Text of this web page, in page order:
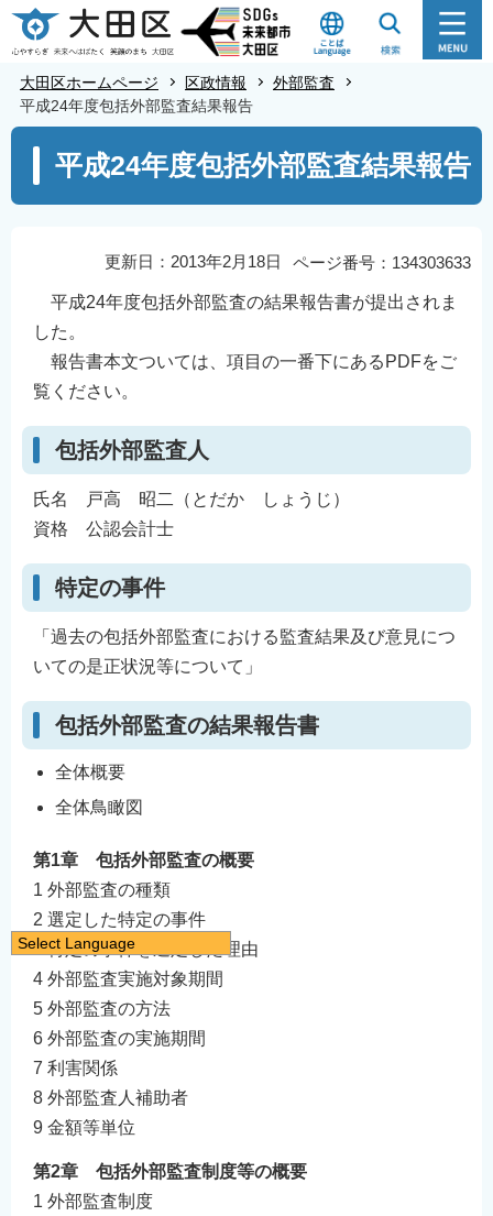
こ
の
ジ
大田区ホームページ 区政情報
外部監査
平成24年度包括外部監査結果報告
こ
平成24年度包括外部監査結果報告
ページ番号：134303633
更新日：2013年2月18日
平成24年度包括外部監査の結果報告書が提出されま
した。
報告書本文ついては、項目の一番下にあるPDFをご
覧ください。
包括外部監査人
氏名 戸高 昭二（とだか しょうじ）
資格 公認会計士
特定の事件
「過去の包括外部監査における監査結果及び意見につ
いての是正状況等について」
包括外部監査の結果報告書
全体概要
全体鳥瞰図
第1章 包括外部監査の概要
1 外部監査の種類
2 選定した特定の事件
3 特定の事件を選定した理由
4 外部監査実施対象期間
5 外部監査の方法
6 外部監査の実施期間
7 利害関係
8 外部監査人補助者
9 金額等単位
第2章 包括外部監査制度等の概要
1 外部監査制度
Select Language
日本語
English
简体中文
繁體中文
한국어
Filipino